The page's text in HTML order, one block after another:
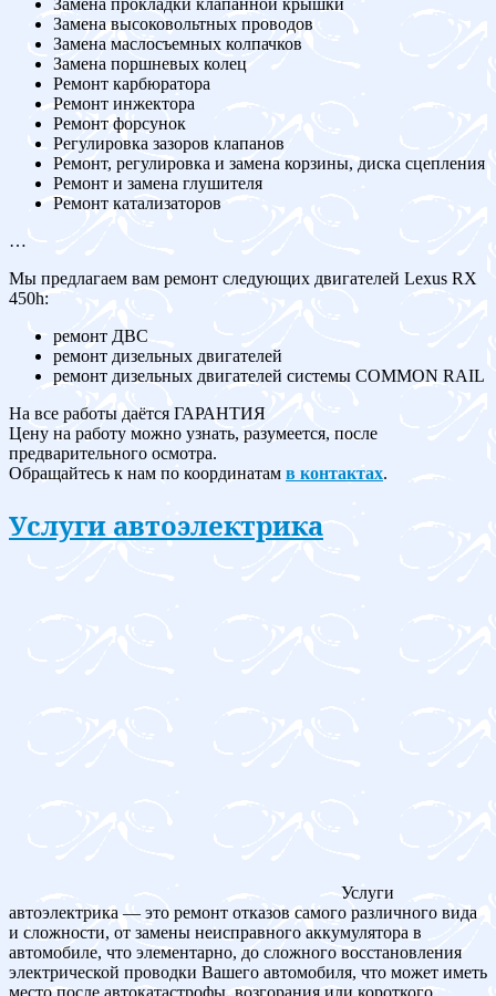
Замена прокладки клапанной крышки
Замена высоковольтных проводов
Замена маслосъемных колпачков
Замена поршневых колец
Ремонт карбюратора
Ремонт инжектора
Ремонт форсунок
Регулировка зазоров клапанов
Ремонт, регулировка и замена корзины, диска сцепления
Ремонт и замена глушителя
Ремонт катализаторов
…
Мы предлагаем вам ремонт следующих двигателей Lexus RX
450h:
ремонт ДВС
ремонт дизельных двигателей
ремонт дизельных двигателей системы COMMON RAIL
На все работы даётся ГАРАНТИЯ
Цену на работу можно узнать, разумеется, после
предварительного осмотра.
Обращайтесь к нам по координатам в контактах.
Услуги автоэлектрика
Услуги
автоэлектрика — это ремонт отказов самого различного вида
и сложности, от замены неисправного аккумулятора в
автомобиле, что элементарно, до сложного восстановления
электрической проводки Вашего автомобиля, что может иметь